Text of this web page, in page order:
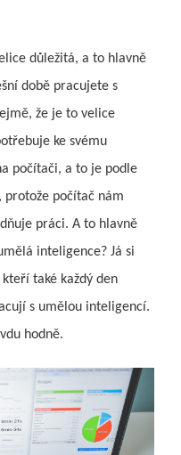
důležitá, a to hlavně
době pracujete s
že je to velice
ke svému
počítači, a to je podle
protože počítač nám
práci. A to hlavně
inteligence? Já si
také každý den
s umělou inteligencí.
hodně.